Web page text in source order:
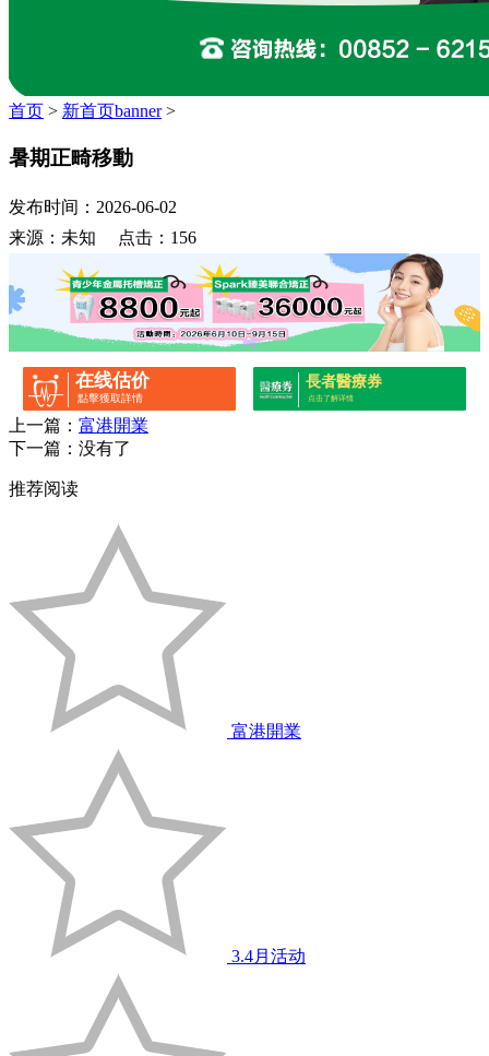
首页 > 新首页banner>
暑期正畸移動
发布时间：2026-06-02
来源：未知 点击：156
在线估价
點擊獲取詳情
長者醫療券
点击了解详情
上一篇： 富港開業
下一篇：没有了
推荐阅读
富港開業
3.4月活动